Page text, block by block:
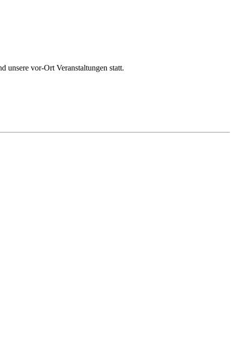
vor-Ort Veranstaltungen statt.